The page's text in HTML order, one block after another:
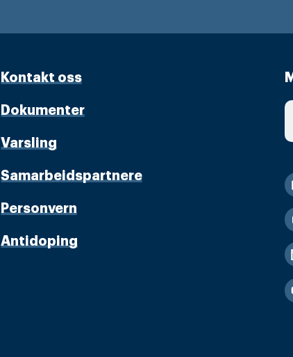
Kontakt oss
Dokumenter
Varsling
Samarbeidspartnere
Personvern
Antidoping